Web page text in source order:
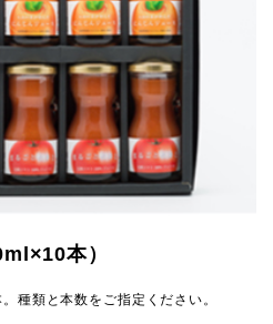
本）
種類と本数をご指定ください。